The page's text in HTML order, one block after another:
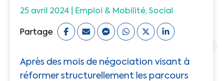
25 avril 2024 | Emploi & Mobilité Social
Partage
Après des mois de négociation visant à
réformer structurellement les parcours